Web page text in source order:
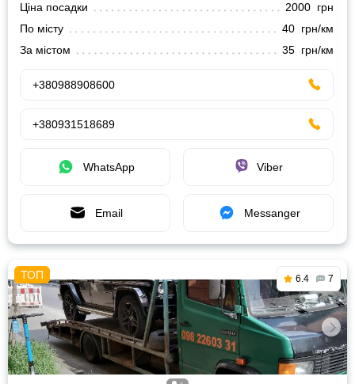
Ціна посадки
2000 грн
По місту
40 грн/км
За містом
35 грн/км
+380988908600
+380931518689
WhatsApp Viber
Email Messanger
6.4 7